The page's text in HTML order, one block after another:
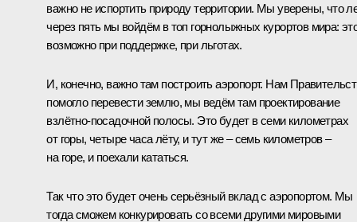
важно не испортить природу территории. Мы уверены, что
через пять мы войдём в топ горнолыжных курортов мира:
возможно при поддержке, при льготах.
И, конечно, важно там построить аэропорт. Нам
помогло перевести землю, мы ведём там проектирование
взлётно-посадочной полосы. Это будет в семи километрах
от горы, четыре часа лёту, и тут же – семь километров –
на горе, и поехали кататься.
Так что это будет очень серьёзный вклад с аэропортом. Мы
тогда сможем конкурировать со всеми другими мировыми